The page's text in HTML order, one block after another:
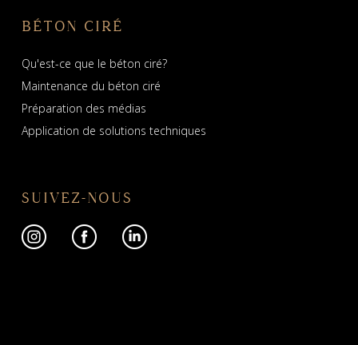
BÉTON CIRÉ
Qu'est-ce que le béton ciré?
Maintenance du béton ciré
Préparation des médias
Application de solutions techniques
SUIVEZ-NOUS